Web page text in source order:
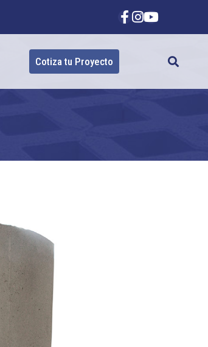
Cotiza tu Proyecto